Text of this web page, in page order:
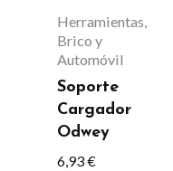
Herramientas,
Brico y
Automóvil
Soporte
Cargador
Odwey
6,93€
Las
opciones
se
pueden
elegir
en